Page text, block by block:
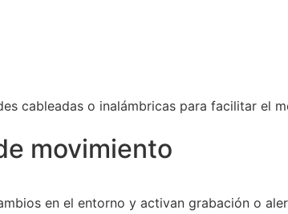
cableadas o inalámbricas para facilitar el
movimiento
en el entorno y activan grabación o